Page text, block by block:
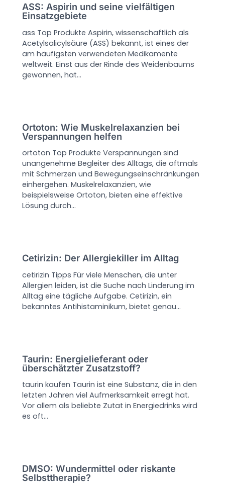
ASS: Aspirin und seine vielfältigen
Einsatzgebiete
ass Top Produkte Aspirin, wissenschaftlich als
Acetylsalicylsäure (ASS) bekannt, ist eines der
am häufigsten verwendeten Medikamente
weltweit. Einst aus der Rinde des Weidenbaums
gewonnen, hat…
Ortoton: Wie Muskelrelaxanzien bei
Verspannungen helfen
ortoton Top Produkte Verspannungen sind
unangenehme Begleiter des Alltags, die oftmals
mit Schmerzen und Bewegungseinschränkungen
einhergehen. Muskelrelaxanzien, wie
beispielsweise Ortoton, bieten eine effektive
Lösung durch…
Cetirizin: Der Allergiekiller im Alltag
cetirizin Tipps Für viele Menschen, die unter
Allergien leiden, ist die Suche nach Linderung im
Alltag eine tägliche Aufgabe. Cetirizin, ein
bekanntes Antihistaminikum, bietet genau…
Taurin: Energielieferant oder
überschätzter Zusatzstoff?
taurin kaufen Taurin ist eine Substanz, die in den
letzten Jahren viel Aufmerksamkeit erregt hat.
Vor allem als beliebte Zutat in Energiedrinks wird
es oft…
DMSO: Wundermittel oder riskante
Selbsttherapie?